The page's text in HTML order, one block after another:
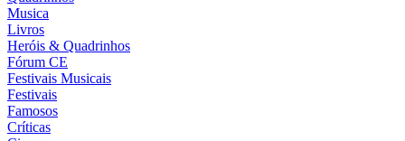
Musica
Livros
Heróis & Quadrinhos
Fórum CE
Festivais Musicais
Festivais
Famosos
Críticas